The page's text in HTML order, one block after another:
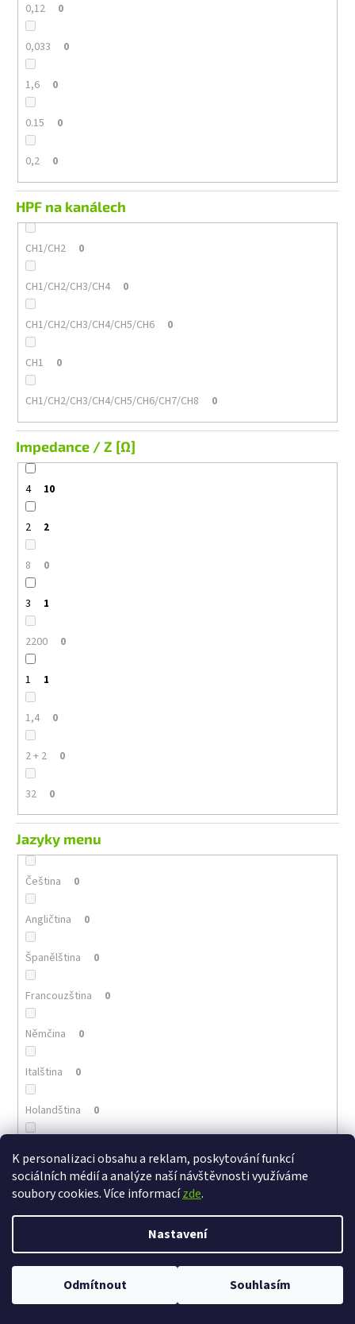
K personalizaci obsahu a reklam, poskytování funkcí
sociálních médií a analýze naší návštěvnosti využíváme
soubory cookies. Více informacízde.
Nastavení
Odmítnout Souhlasím
0,12 0
0,033 0
1,6 0
0.15 0
0,2 0
HPF na kanálech
CH1/CH2 0
CH1/CH2/CH3/CH4 0
CH1/CH2/CH3/CH4/CH5/CH6 0
CH1 0
CH1/CH2/CH3/CH4/CH5/CH6/CH7/CH8 0
Impedance / Z [Ω]
4 10
2 2
8 0
3 1
2200 0
1 1
1,4 0
2 + 2 0
32 0
Jazyky menu
Čeština 0
Angličtina 0
Španělština 0
Francouzština 0
Němčina 0
Italština 0
Holandština 0
Arménština
Polština 0
Maďarština 0